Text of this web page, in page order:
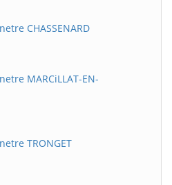
CHASSENARD
MARCiLLAT-EN-
TRONGET